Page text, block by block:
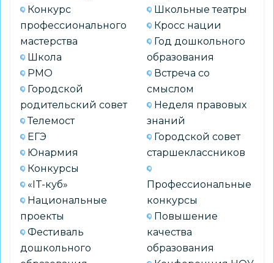
Конкурс
профессионального
мастерства
Школа
РМО
Городской
родительский совет
Телемост
ЕГЭ
Юнармия
Конкурсы
«IT-куб»
Национальные
проекты
Фестиваль
дошкольного
Школьные театры
Кросс нации
Год дошкольного
образования
Встреча со
смыслом
Неделя правовых
знаний
Городской совет
старшеклассников
Профессиональные
конкурсы
Повышение
качества
образования